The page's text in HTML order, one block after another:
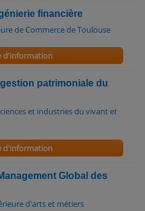
financière
de Commerce de Toulouse
d'information
patrimoniale du
et industries du vivant et
d'information
Global des
d'arts et métiers